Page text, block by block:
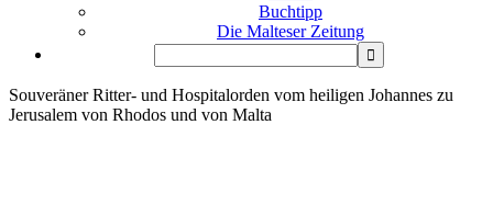
Buchtipp
Die Malteser Zeitung
Souveräner Ritter- und Hospitalorden vom heiligen Johannes zu
Jerusalem von Rhodos und von Malta